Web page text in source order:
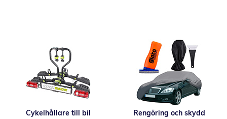
Cykelhållare till bil Rengöring och skydd